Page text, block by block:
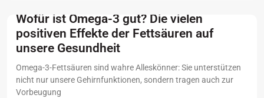
Wofür ist Omega-3 gut? Die vielen
positiven Effekte der Fettsäuren auf
unsere Gesundheit
Omega-3-Fettsäuren sind wahre Alleskönner: Sie unterstützen
nicht nur unsere Gehirnfunktionen, sondern tragen auch zur
Vorbeugung